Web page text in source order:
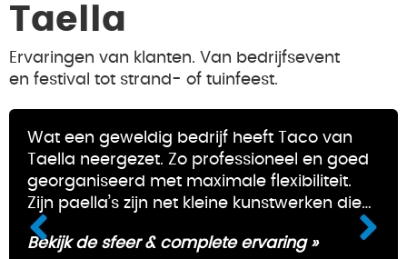
Taella
Ervaringen van klanten. Van bedrijfsevent
en festival tot strand- of tuinfeest.
Wat een geweldig bedrijf heeft Taco van
Taella neergezet. Zo professioneel en goed
georganiseerd met maximale flexibiliteit.
Zijn paella’s zijn net kleine kunstwerken die
oogstrelend zijn en ook nog eens bijzonder
lekker. Taco kan snel schakelen, denkt heel
Bekijk de sfeer & complete ervaring »